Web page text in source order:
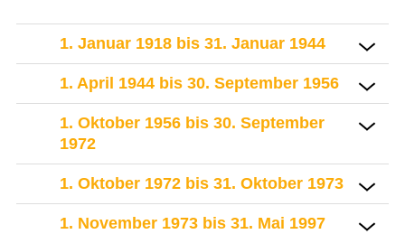
1. Januar 1918 bis 31. Januar 1944
1. April 1944 bis 30. September 1956
1. Oktober 1956 bis 30. September
1972
1. Oktober 1972 bis 31. Oktober 1973
1. November 1973 bis 31. Mai 1997